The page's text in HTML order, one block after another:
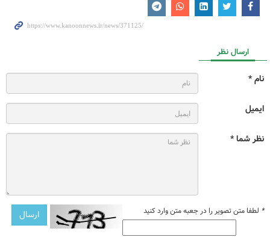
ارسال نظر
نام *
ایمیل
نظر شما *
* لطفا متن تصویر را در جعبه متن وارد کنید